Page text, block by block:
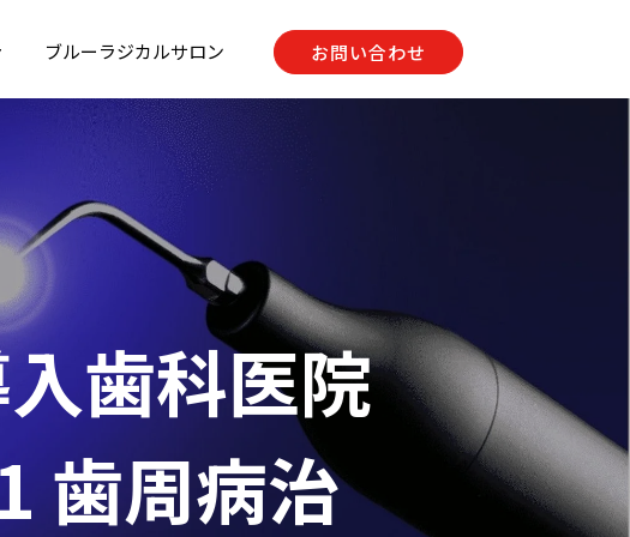
ブルーラジカルサロン お問い合わせ
歯科医院
歯周病治